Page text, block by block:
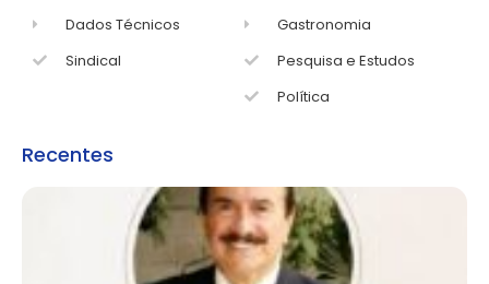
Dados Técnicos
Sindical
Gastronomia
Pesquisa e Estudos
Política
Recentes